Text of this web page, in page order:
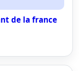
de la france